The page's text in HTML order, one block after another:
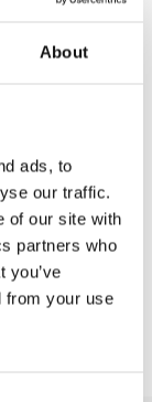
About
ads, to
our traffic.
of our site with
partners who
you’ve
from your use
stanova,
ispašu.
masivu
od proljeća
Ta naselja
suživota